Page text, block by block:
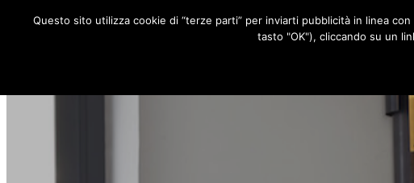
RUBRICHE
Questo sito utilizza cookie di “terze parti” per inviarti pubblicità in linea
tasto "OK"), cliccando su un